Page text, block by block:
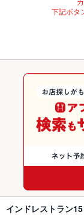
下記ボタ
インドレストラン